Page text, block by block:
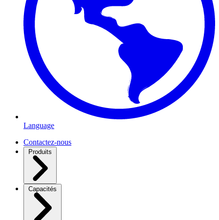
Language
Contactez-nous
Produits
Capacités